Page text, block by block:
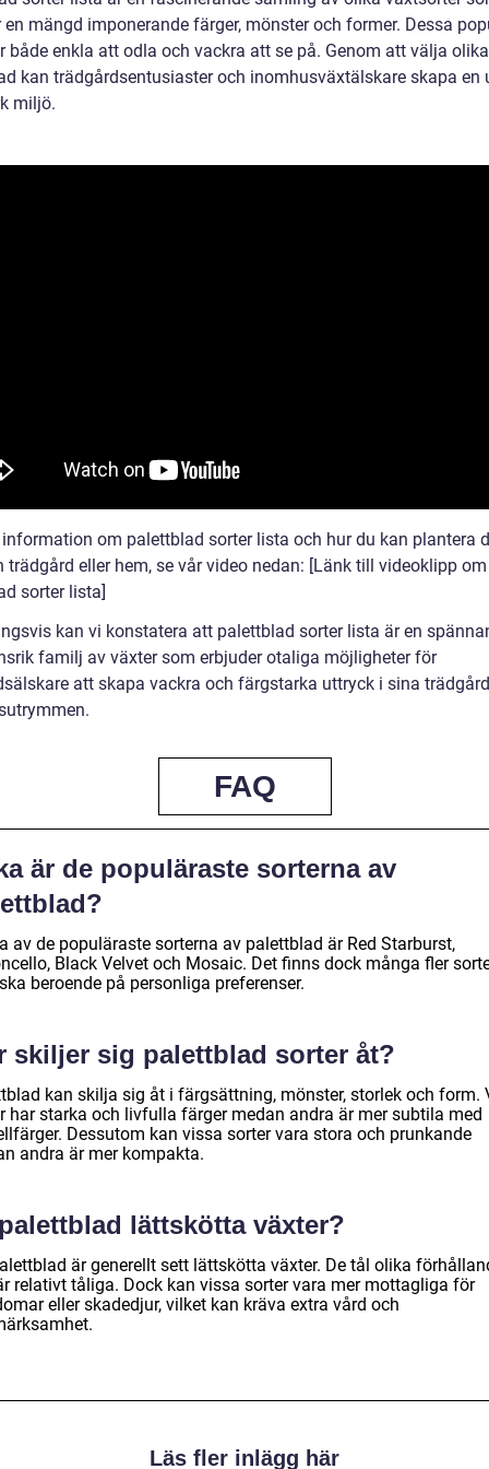
en mängd imponerande färger, mönster och former. Dessa
både enkla att odla och vackra att se på. Genom att välja
kan trädgårdsentusiaster och inomhusväxtälskare skapa en
miljö.
information om palettblad sorter lista och hur du kan plantera
trädgård eller hem, se vår video nedan: [Länk till videoklipp om
sorter lista]
kan vi konstatera att palettblad sorter lista är en
familj av växter som erbjuder otaliga möjligheter för
att skapa vackra och färgstarka uttryck i sina
FAQ
är de populäraste sorterna av
av de populäraste sorterna av palettblad är Red Starburst,
Black Velvet och Mosaic. Det finns dock många fler
beroende på personliga preferenser.
skiljer sig palettblad sorter åt?
kan skilja sig åt i färgsättning, mönster, storlek och form.
har starka och livfulla färger medan andra är mer subtila med
Dessutom kan vissa sorter vara stora och prunkande
andra är mer kompakta.
lättskötta växter?
är generellt sett lättskötta växter. De tål olika
relativt tåliga. Dock kan vissa sorter vara mer mottagliga för
eller skadedjur, vilket kan kräva extra vård och
Läs fler inlägg här